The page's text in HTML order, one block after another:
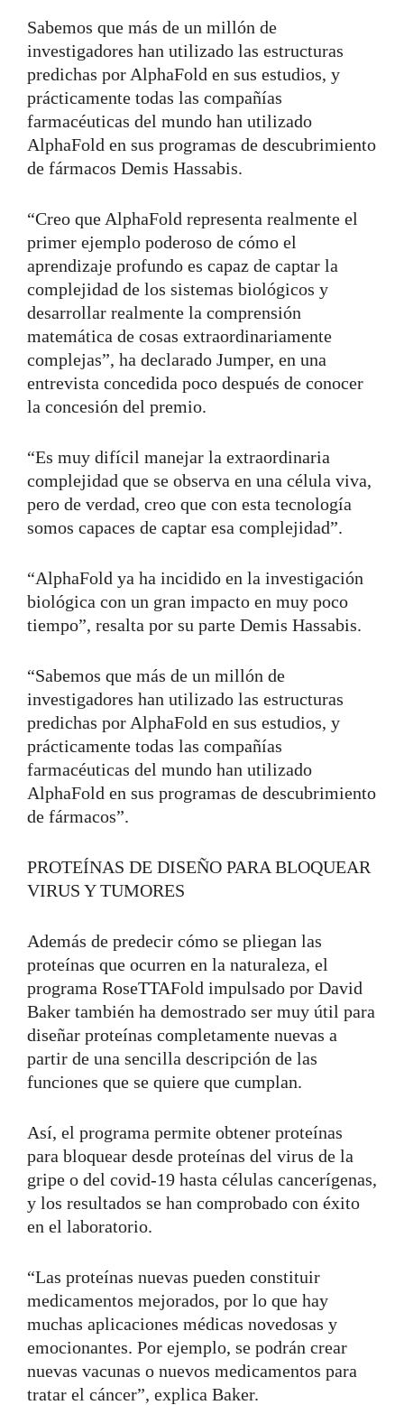
Sabemos que más de un millón de
investigadores han utilizado las estructuras
predichas por AlphaFold en sus estudios, y
prácticamente todas las compañías
farmacéuticas del mundo han utilizado
AlphaFold en sus programas de descubrimiento
de fármacos Demis Hassabis.
“Creo que AlphaFold representa realmente el
primer ejemplo poderoso de cómo el
aprendizaje profundo es capaz de captar la
complejidad de los sistemas biológicos y
desarrollar realmente la comprensión
matemática de cosas extraordinariamente
complejas”, ha declarado Jumper, en una
entrevista concedida poco después de conocer
la concesión del premio.
“Es muy difícil manejar la extraordinaria
complejidad que se observa en una célula viva,
pero de verdad, creo que con esta tecnología
somos capaces de captar esa complejidad”.
“AlphaFold ya ha incidido en la investigación
biológica con un gran impacto en muy poco
tiempo”, resalta por su parte Demis Hassabis.
“Sabemos que más de un millón de
investigadores han utilizado las estructuras
predichas por AlphaFold en sus estudios, y
prácticamente todas las compañías
farmacéuticas del mundo han utilizado
AlphaFold en sus programas de descubrimiento
de fármacos”.
PROTEÍNAS DE DISEÑO PARA BLOQUEAR
VIRUS Y TUMORES
Además de predecir cómo se pliegan las
proteínas que ocurren en la naturaleza, el
programa RoseTTAFold impulsado por David
Baker también ha demostrado ser muy útil para
diseñar proteínas completamente nuevas a
partir de una sencilla descripción de las
funciones que se quiere que cumplan.
Así, el programa permite obtener proteínas
para bloquear desde proteínas del virus de la
gripe o del covid-19 hasta células cancerígenas,
y los resultados se han comprobado con éxito
en el laboratorio.
“Las proteínas nuevas pueden constituir
medicamentos mejorados, por lo que hay
muchas aplicaciones médicas novedosas y
emocionantes. Por ejemplo, se podrán crear
nuevas vacunas o nuevos medicamentos para
tratar el cáncer”, explica Baker.